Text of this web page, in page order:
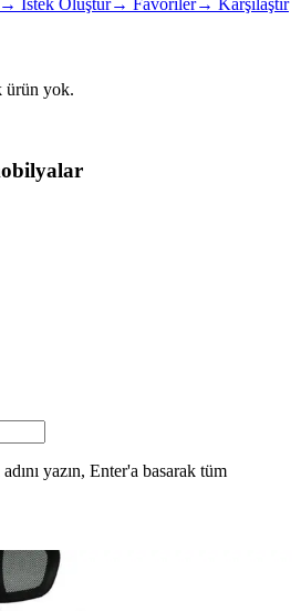
→ İstek Oluştur→ Favoriler→ Karşılaştır
ürün yok.
yazın, Enter'a basarak tüm